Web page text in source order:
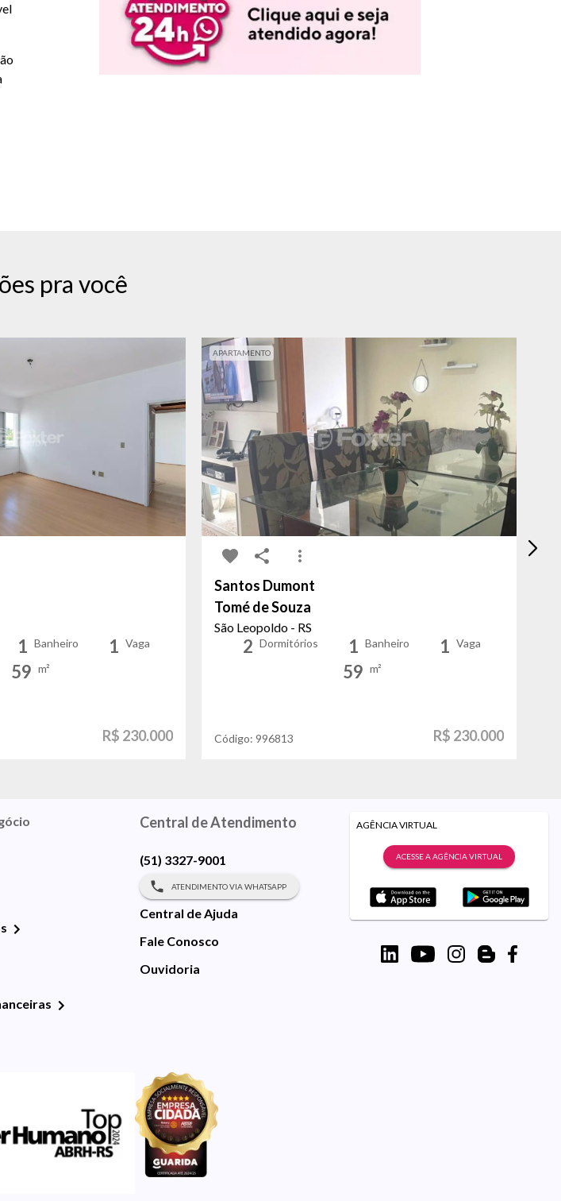
pra você
1 Banheiro 1 Vaga
59 m²
R$ 230.000
APARTAMENTO
Santos Dumont
Tomé de Souza
São Leopoldo - RS
2 Dormitórios 1 Banheiro 1 Vaga
59 m²
Código: 996813 R$ 230.000
Central de Atendimento
(51) 3327-9001
ATENDIMENTO VIA WHATSAPP
Central de Ajuda
Fale Conosco
Ouvidoria
AGÊNCIA VIRTUAL
ACESSE A AGÊNCIA VIRTUAL